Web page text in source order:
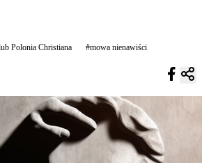
Polonia Christiana #mowa nienawiści